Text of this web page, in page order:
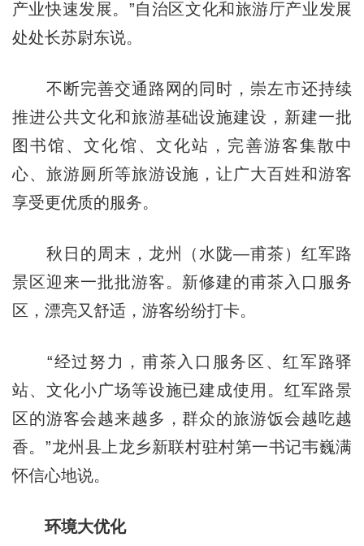
产业快速发展。”自治区文化和旅游厅产业发展
处处长苏尉东说。
不断完善交通路网的同时，崇左市还持续
推进公共文化和旅游基础设施建设，新建一批
图书馆、文化馆、文化站，完善游客集散中
心、旅游厕所等旅游设施，让广大百姓和游客
享受更优质的服务。
秋日的周末，龙州（水陇—甫茶）红军路
景区迎来一批批游客。新修建的甫茶入口服务
区，漂亮又舒适，游客纷纷打卡。
“经过努力，甫茶入口服务区、红军路驿
站、文化小广场等设施已建成使用。红军路景
区的游客会越来越多，群众的旅游饭会越吃越
香。”龙州县上龙乡新联村驻村第一书记韦巍满
怀信心地说。
环境大优化